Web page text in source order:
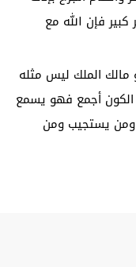
فإن الله مع
الملك ليس مثله
أجمع فهو يسمع
يستجيب ومن